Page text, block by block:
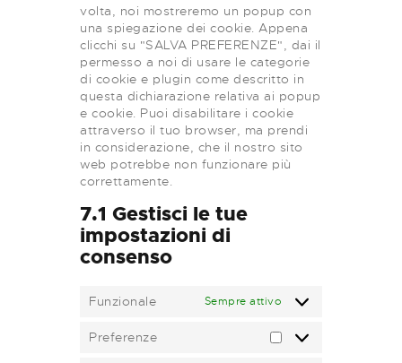
volta, noi mostreremo un popup con
una spiegazione dei cookie. Appena
clicchi su "SALVA PREFERENZE", dai il
permesso a noi di usare le categorie
di cookie e plugin come descritto in
questa dichiarazione relativa ai popup
e cookie. Puoi disabilitare i cookie
attraverso il tuo browser, ma prendi
in considerazione, che il nostro sito
web potrebbe non funzionare più
correttamente.
7.1 Gestisci le tue
impostazioni di
consenso
Funzionale Sempre attivo
Preferenze
Preferenze